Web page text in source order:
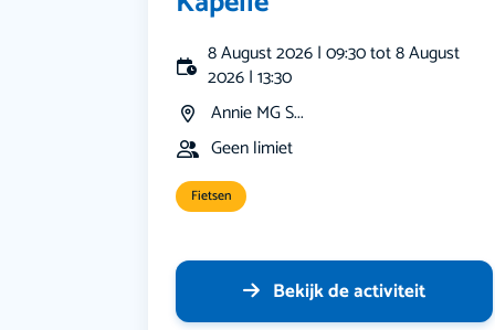
8 August 2026 | 09:30 tot 8 August
2026 | 13:30
Annie MG S...
Geen limiet
Fietsen
Bekijk de activiteit